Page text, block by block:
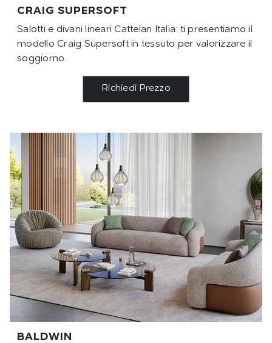
CRAIG SUPERSOFT
Salotti e divani lineari Cattelan Italia: ti presentiamo il
modello Craig Supersoft in tessuto per valorizzare il
soggiorno.
Richiedi Prezzo
BALDWIN